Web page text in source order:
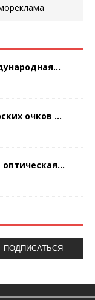
очков ...
ПОДПИСАТЬСЯ